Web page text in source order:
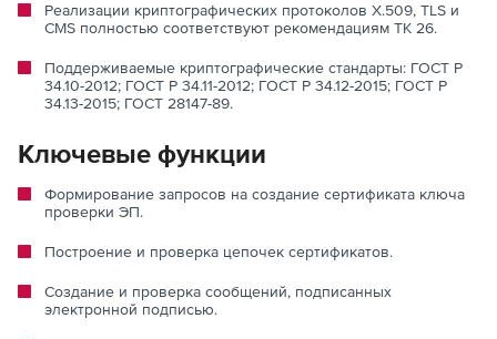
Реализации криптографических протоколов X.509, TLS и
CMS полностью соответствуют рекомендациям ТК 26.
Поддерживаемые криптографические стандарты: ГОСТ Р
34.10-2012; ГОСТ Р 34.11-2012; ГОСТ Р 34.12-2015; ГОСТ Р
34.13-2015; ГОСТ 28147-89.
Ключевые функции
Формирование запросов на создание сертификата ключа
проверки ЭП.
Построение и проверка цепочек сертификатов.
Создание и проверка сообщений, подписанных
электронной подписью.